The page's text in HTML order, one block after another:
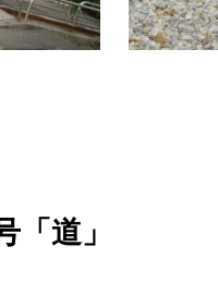
道」